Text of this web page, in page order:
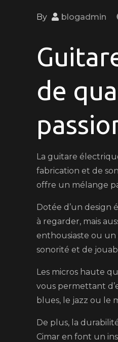
By blogadmin
de
La guitare
fabrication et de
offre un mélange
Dotée d’un design
à regarder, mais
enthousiaste ou un
sonorité et de
Les micros haute
vous permettant
blues, le jazz ou le
De plus, la
Cimar en font un